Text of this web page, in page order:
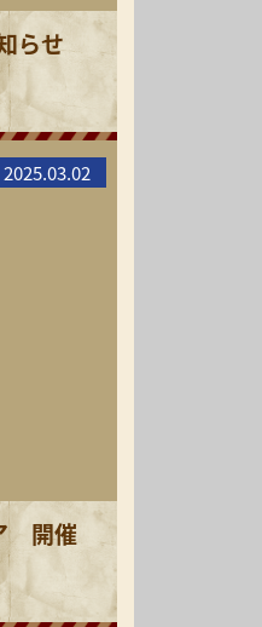
らせ
2025.03.02
開催